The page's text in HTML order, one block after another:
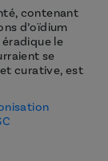
contenant
d’oïdium
éradique le
se
curative, est